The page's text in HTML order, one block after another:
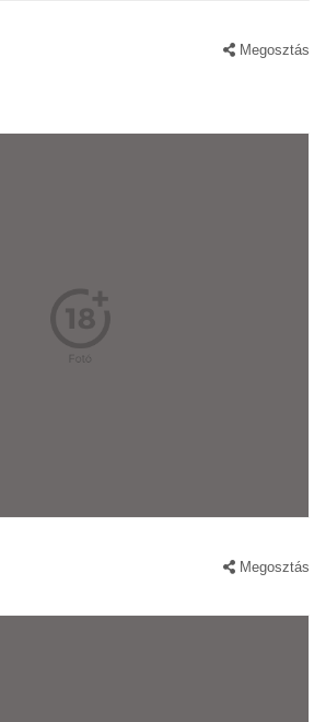
Megosztás
Megosztás